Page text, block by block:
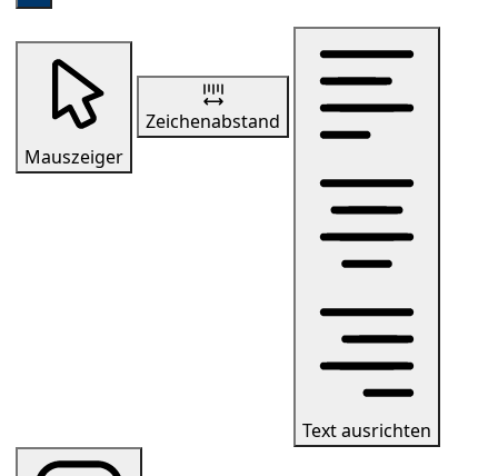
Mauszeiger
Zeichenabstand
Text ausrichten